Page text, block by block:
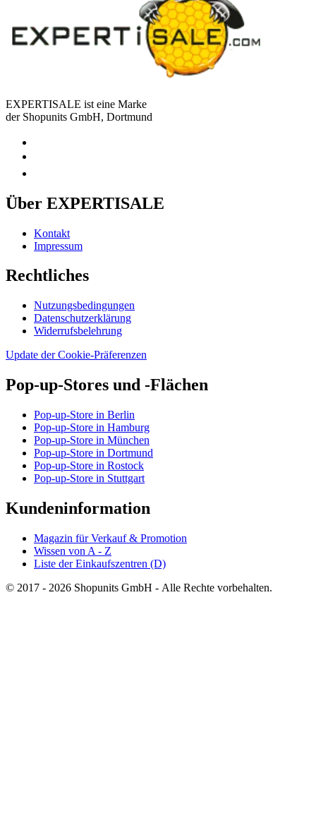
EXPERTISALE ist eine Marke
der Shopunits GmbH, Dortmund
Über EXPERTISALE
Kontakt
Impressum
Rechtliches
Nutzungsbedingungen
Datenschutzerklärung
Widerrufsbelehrung
Update der Cookie-Präferenzen
Pop-up-Stores und -Flächen
Pop-up-Store in Berlin
Pop-up-Store in Hamburg
Pop-up-Store in München
Pop-up-Store in Dortmund
Pop-up-Store in Rostock
Pop-up-Store in Stuttgart
Kundeninformation
Magazin für Verkauf & Promotion
Wissen von A - Z
Liste der Einkaufszentren (D)
© 2017 - 2026 Shopunits GmbH - Alle Rechte vorbehalten.